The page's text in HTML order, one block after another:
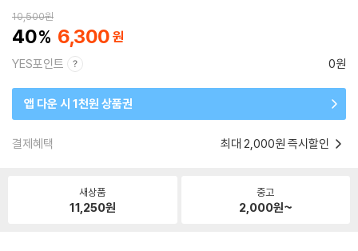
10,500원
40 6,300
YES포인트 0원
앱 다운 시 1천원 상품권
결제혜택 최대 2,000원 즉시할인
새상품
11,250원
중고
2,000원~